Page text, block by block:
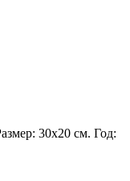
30х20 см. Год: